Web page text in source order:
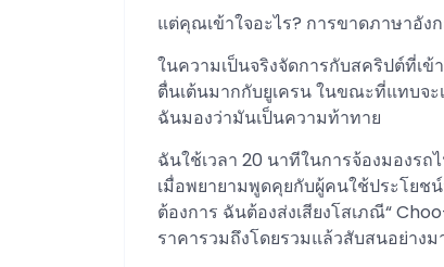
แต่คุณเข้าใจอะไร? การขาดภาษาอัง
ในความเป็นจริงจัดการกับสคริปต์ที่เ
ตื่นเต้นมากกับยูเครน ในขณะที่แทบจะ
ฉันมองว่ามันเป็นความท้าทาย
ฉันใช้เวลา 20 นาทีในการจ้องมองร
เมื่อพยายามพูดคุยกับผู้คนใช้ประโยช
ต้องการ ฉันต้องส่งเสียงโสเภณี“
ราคารวมถึงโดยรวมแล้วสับสนอย่างม